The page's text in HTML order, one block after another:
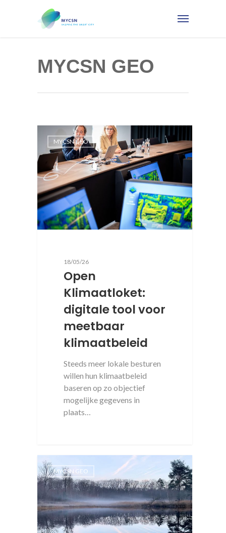
MYCSN GEO
MYCSN GEO
18/05/26
Open
Klimaatloket:
digitale tool voor
meetbaar
klimaatbeleid
Steeds meer lokale besturen
willen hun klimaatbeleid
baseren op zo objectief
mogelijke gegevens in
plaats…
MYCSN GEO